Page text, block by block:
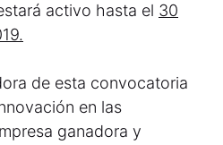
activo hasta el 30
de esta convocatoria
en las
ganadora y